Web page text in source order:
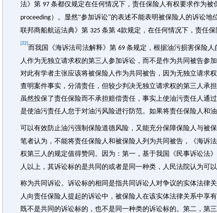
法》第 97 条都仅规定在任何情况下，责任保险人有权要求作为被
proceeding）。显然“参加诉讼”的表述不能表明被保险人的诉讼
联邦商船航运法典》第 325 条第 4款规定，在任何情况下，责任
[22]
而我国《海诉法司法解释》第 69 条规定，根据油污损害保险
人作为无独立请求权的第三人参加诉讼，而不是作为共同被告参
对此有学者主张应该将被保险人作为共同被告，因为无独立请求
查明案件事实，分清责任，但较少判决无独立请求权的第三人承
虽然投保了责任保险而不承担赔偿责任，事实上使油污责任人通
是使油污责任人怠于对油污风险进行防范。如果将责任保险人和
可以有效防止油污强制保险道德风险，又能充分保障保险人与被
笔者认为，不能将责任保险人和被保险人列为共同被告，《海诉
权第三人的规定值得赞同。因为：第一，基于我国《民事诉讼法
人以上，其诉讼标的是共同的或者是同一种类，人民法院认为可
称为共同诉讼。诉讼标的相同是指共同诉讼人对争议的实体法律
人向责任保险人提起的诉讼中，被保险人在该实体法律关系中享
既不是共同的诉讼标的，也不是同一种类的诉讼标的。第二，第